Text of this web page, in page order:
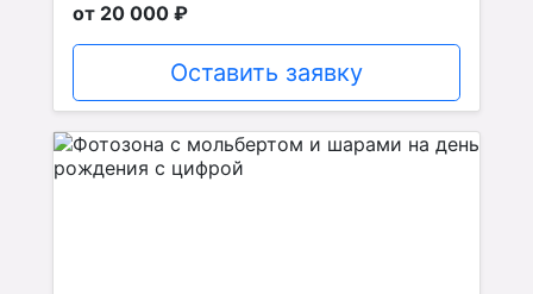
от 20 000 ₽
Оставить заявку